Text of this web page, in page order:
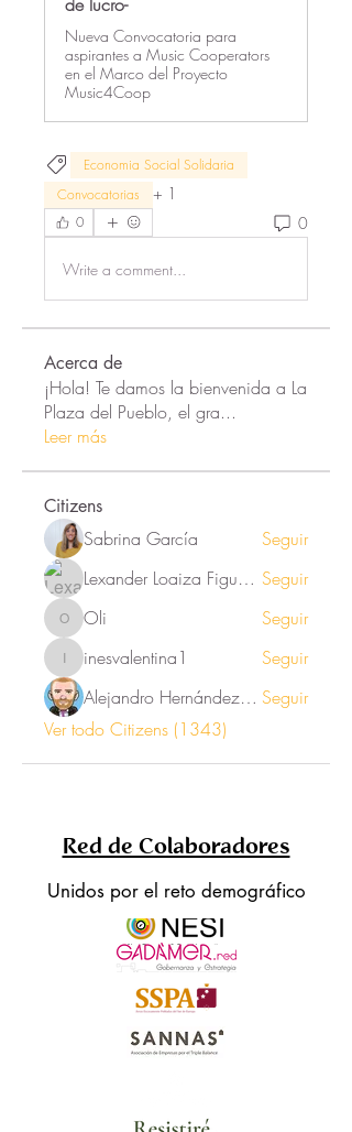
Nueva Convocatoria para
aspirantes a Music Cooperators
en el Marco del Proyecto
Music4Coop
Economia Social Solidaria
Convocatorias
+ 1
0 0
Write a comment...
Acerca de
¡Hola! Te damos la bienvenida a La
Plaza del Pueblo, el gra...
Leer más
Citizens
Sabrina García
Seguir
Lexander Loaiza Figueroa Seguir
Oli Oli Seguir
inesvalentina1
inesvalentina1
Seguir
Alejandro Hernández Renner Seguir
Ver todo Citizens (1343)
Red de Colaboradores
Unidos por el reto demográfico